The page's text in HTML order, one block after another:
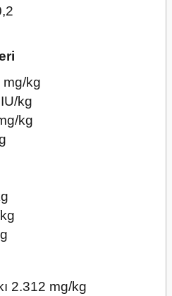
mg/kg
kg
kg
2.312 mg/kg